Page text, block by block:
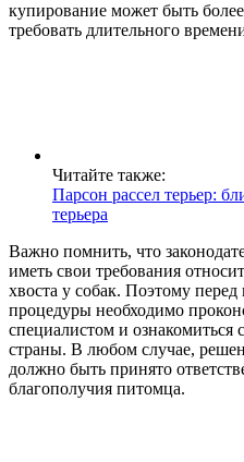
купирование может быть
требовать длительного
Читайте также:
Парсон рассел терьер:
терьера
Важно помнить, что
иметь свои требования
хвоста у собак. Поэтому
процедуры необходимо
специалистом и ознакомиться
страны. В любом случае,
должно быть принято
благополучия питомца.